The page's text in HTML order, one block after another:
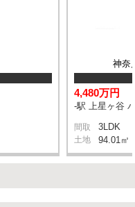
神奈
4,480万円
-駅 上星ヶ谷
間取 3LDK
土地 94.01㎡